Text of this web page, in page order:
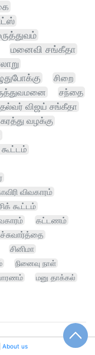
மனைவி சங்கீதா
சிறை
சந்தை
விஜய் சங்கீதா
வழக்கு
விவகாரம்
கூட்டம்
கட்டணம்
சினிமா
நினைவு நாள்
மனு தாக்கல்
About us